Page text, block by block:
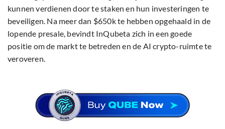
kunnen verdienen door te staken en hun investeringen te
beveiligen. Na meer dan $650k te hebben opgehaald in de
lopende presale, bevindt InQubeta zich in een goede
positie om de markt te betreden en de AI crypto-ruimte te
veroveren.